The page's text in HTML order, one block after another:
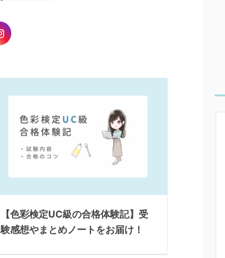
【色彩検定UC級の合格体験記】受
験感想やまとめノートをお届け！